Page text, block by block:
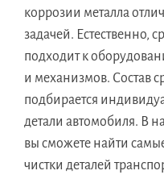
коррозии металла
задачей. Естественно,
подходит к
и механизмов. Состав
подбирается
детали автомобиля. В
вы сможете найти
чистки деталей